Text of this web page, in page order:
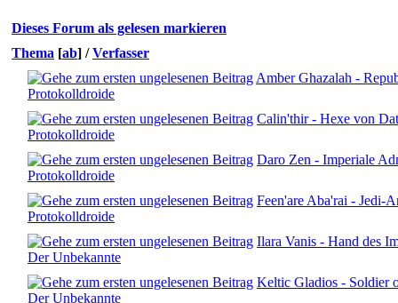
Dieses Forum als gelesen markieren
Thema [ab] /Verfasser
Amber Ghazalah -
Protokolldroide
Calin'thir - Hexe von
Protokolldroide
Daro Zen - Imperiale
Protokolldroide
Feen'are Aba'rai - Jedi-
Protokolldroide
Ilara Vanis - Hand des
Der Unbekannte
Keltic Gladios - Soldier
Der Unbekannte